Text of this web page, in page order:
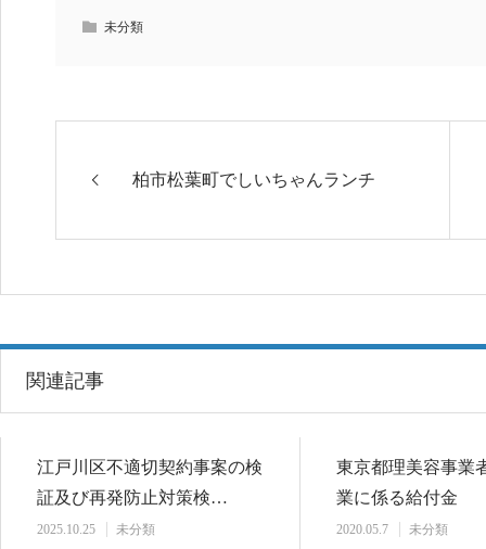
未分類
柏市松葉町でしいちゃんランチ
関連記事
江戸川区不適切契約事案の検
証及び再発防止対策検…
2025.10.25 未分類
東京都理美容事業
業に係る給付金
2020.05.7 未分類